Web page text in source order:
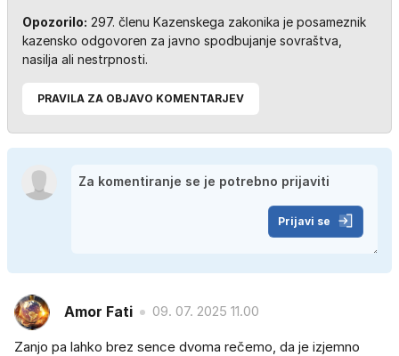
Opozorilo: 297. členu Kazenskega zakonika je posameznik
kazensko odgovoren za javno spodbujanje sovraštva,
nasilja ali nestrpnosti.
PRAVILA ZA OBJAVO KOMENTARJEV
Prijavi se
Amor Fati 09. 07. 2025 11.00
Zanjo pa lahko brez sence dvoma rečemo, da je izjemno